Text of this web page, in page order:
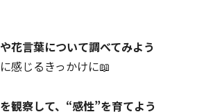
花言葉について調べてみよう
感じるきっかけに📖
観察して、“感性”を育てよう